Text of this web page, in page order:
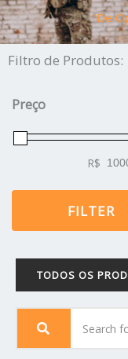
"De
Filtro de Produtos:
Preço
R$
FILTER
TODOS OS